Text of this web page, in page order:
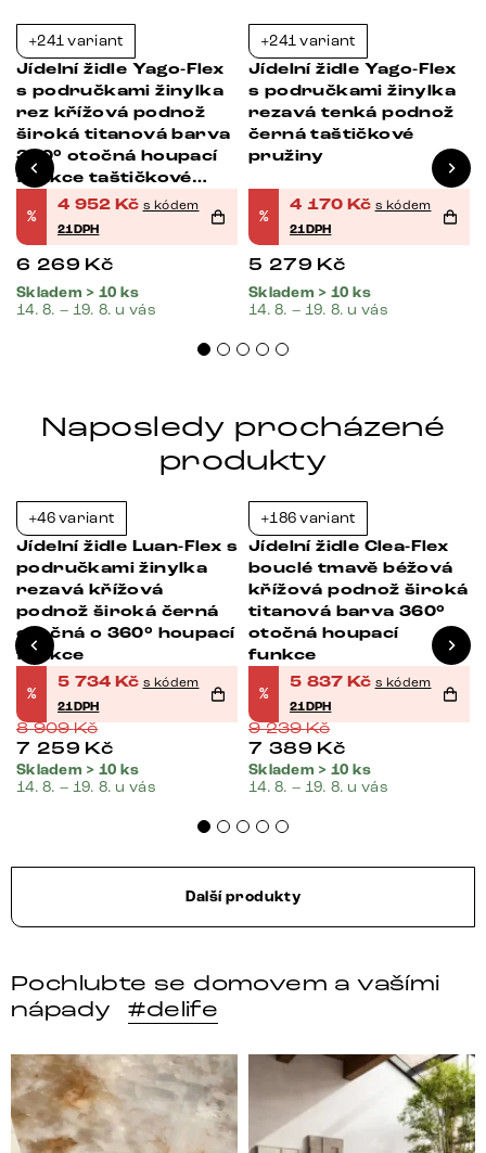
+241 variant
Jídelní židle Yago-Flex
s područkami žinylka
rez křížová podnož
široká titanová barva
360° otočná houpací
funkce taštičkové
pružiny
%
4 952 Kč s kódem
21DPH
6 269 Kč
Skladem > 10 ks
14. 8. – 19. 8. u vás
+241 variant
Jídelní židle Yago-Flex
s područkami žinylka
rezavá tenká podnož
černá taštičkové
pružiny
%
4 170 Kč s kódem
21DPH
5 279 Kč
Skladem > 10 ks
14. 8. – 19. 8. u vás
Naposledy procházené
produkty
+46 variant
Jídelní židle Luan-Flex s
područkami žinylka
rezavá křížová
podnož široká černá
otočná o 360° houpací
funkce
%
5 734 Kč s kódem
21DPH
8 909Kč
7 259 Kč
Skladem > 10 ks
14. 8. – 19. 8. u vás
+186 variant
Jídelní židle Clea-Flex
bouclé tmavě béžová
křížová podnož široká
titanová barva 360°
otočná houpací
funkce
%
5 837 Kč s kódem
21DPH
9 239Kč
7 389 Kč
Skladem > 10 ks
14. 8. – 19. 8. u vás
Další produkty
Pochlubte se domovem a vašími
nápady
#delife
DELIFE – Nábytek, který promění dům v domov. Domo
Místo, kam se budeš těšit